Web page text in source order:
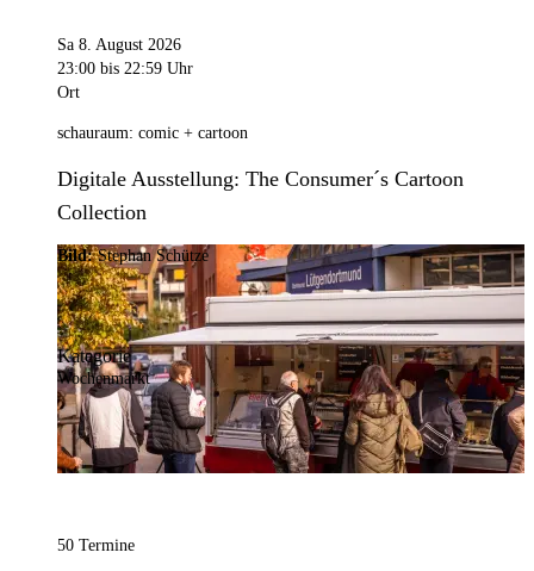
Sa 8. August 2026
23:00 bis 22:59 Uhr
Ort
schauraum: comic + cartoon
Digitale Ausstellung: The Consumer´s Cartoon
Collection
Bild:Stephan Schütze
Kategorie
Wochenmarkt
50 Termine